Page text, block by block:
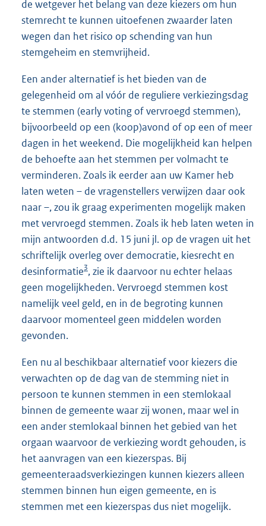
de wetgever het belang van deze kiezers om hun
stemrecht te kunnen uitoefenen zwaarder laten
wegen dan het risico op schending van hun
stemgeheim en stemvrijheid.
Een ander alternatief is het bieden van de
gelegenheid om al vóór de reguliere verkiezingsdag
te stemmen (early voting of vervroegd stemmen),
bijvoorbeeld op een (koop)avond of op een of meer
dagen in het weekend. Die mogelijkheid kan helpen
de behoefte aan het stemmen per volmacht te
verminderen. Zoals ik eerder aan uw Kamer heb
laten weten – de vragenstellers verwijzen daar ook
naar –, zou ik graag experimenten mogelijk maken
met vervroegd stemmen. Zoals ik heb laten weten in
mijn antwoorden d.d. 15 juni jl. op de vragen uit het
schriftelijk overleg over democratie, kiesrecht en
desinformatie3, zie ik daarvoor nu echter helaas
geen mogelijkheden. Vervroegd stemmen kost
namelijk veel geld, en in de begroting kunnen
daarvoor momenteel geen middelen worden
gevonden.
Een nu al beschikbaar alternatief voor kiezers die
verwachten op de dag van de stemming niet in
persoon te kunnen stemmen in een stemlokaal
binnen de gemeente waar zij wonen, maar wel in
een ander stemlokaal binnen het gebied van het
orgaan waarvoor de verkiezing wordt gehouden, is
het aanvragen van een kiezerspas. Bij
gemeenteraadsverkiezingen kunnen kiezers alleen
stemmen binnen hun eigen gemeente, en is
stemmen met een kiezerspas dus niet mogelijk.